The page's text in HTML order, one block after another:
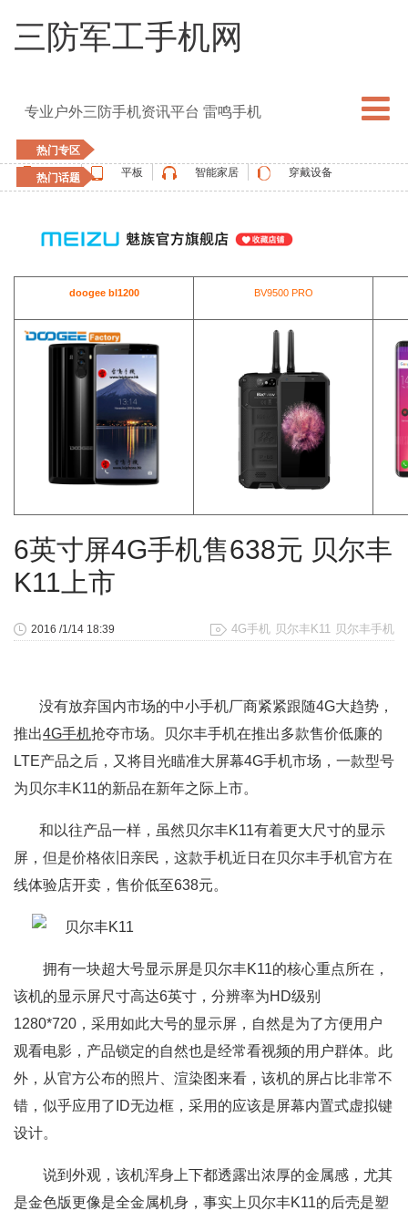
三防军工手机网
专业户外三防手机资讯平台 雷鸣手机
热门专区
手机
平板 智能家居 穿戴设备
热门话题
vernee
doogee bl1200 BV9500 PRO
6英寸屏4G手机售638元 贝尔丰
K11上市
4G手机 贝尔丰K11 贝尔丰手机
2016 /1/14 18:39
没有放弃国内市场的中小手机厂商紧紧跟随4G大趋势，
推出4G手机抢夺市场。贝尔丰手机在推出多款售价低廉的
LTE产品之后，又将目光瞄准大屏幕4G手机市场，一款型号
为贝尔丰K11的新品在新年之际上市。
和以往产品一样，虽然贝尔丰K11有着更大尺寸的显示
屏，但是价格依旧亲民，这款手机近日在贝尔丰手机官方在
线体验店开卖，售价低至638元。
拥有一块超大号显示屏是贝尔丰K11的核心重点所在，
该机的显示屏尺寸高达6英寸，分辨率为HD级别
1280*720，采用如此大号的显示屏，自然是为了方便用户
观看电影，产品锁定的自然也是经常看视频的用户群体。此
外，从官方公布的照片、渲染图来看，该机的屏占比非常不
错，似乎应用了ID无边框，采用的应该是屏幕内置式虚拟键
设计。
说到外观，该机浑身上下都透露出浓厚的金属感，尤其
是金色版更像是全金属机身，事实上贝尔丰K11的后壳是塑